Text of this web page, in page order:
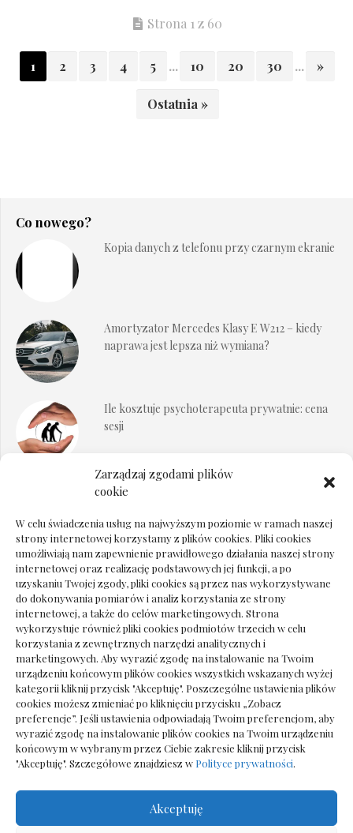
Zarządzaj zgodami plików
cookie
W celu świadczenia usług na najwyższym poziomie w ramach naszej
strony internetowej korzystamy z plików cookies. Pliki cookies
umożliwiają nam zapewnienie prawidłowego działania naszej strony
internetowej oraz realizację podstawowych jej funkcji, a po
uzyskaniu Twojej zgody, pliki cookies są przez nas wykorzystywane
do dokonywania pomiarów i analiz korzystania ze strony
internetowej, a także do celów marketingowych. Strona
wykorzystuje również pliki cookies podmiotów trzecich w celu
korzystania z zewnętrznych narzędzi analitycznych i
marketingowych. Aby wyrazić zgodę na instalowanie na Twoim
urządzeniu końcowym plików cookies wszystkich wskazanych wyżej
kategorii kliknij przycisk "Akceptuję". Poszczególne ustawienia plików
cookies możesz zmieniać po kliknięciu przycisku „Zobacz
preferencje”. Jeśli ustawienia odpowiadają Twoim preferencjom, aby
wyrazić zgodę na instalowanie plików cookies na Twoim urządzeniu
końcowym w wybranym przez Ciebie zakresie kliknij przycisk
"Akceptuję". Szczegółowe znajdziesz w Polityce prywatności.
Akceptuję
Strona 1 z 60
1 2 3 4 5 ... 10 20 30 ... »
Ostatnia »
Co nowego?
Kopia danych z telefonu przy czarnym ekranie
Amortyzator Mercedes Klasy E W212 – kiedy
naprawa jest lepsza niż wymiana?
Ile kosztuje psychoterapeuta prywatnie: cena
sesji
Dokumenty do odbioru przy zmianie biura
Deska podłogowa do salonu: jak wybrać bez
pośpiechu